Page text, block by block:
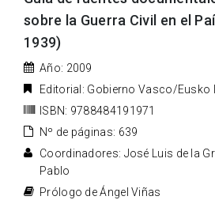
sobre la Guerra Civil en el
1939)
Año: 2009
Editorial: Gobierno Vasco/Eusko
ISBN: 9788484191971
Nº de páginas: 639
Coordinadores: José Luis de la
Pablo
Prólogo de Ángel Viñas